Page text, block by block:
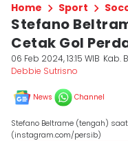
Home Sport
Stefano
Cetak Gol
06 Feb 2024, 13:15 WIB Kab.
Debbie Sutrisno
News Channel
Stefano Beltrame (tengah)
(instagram.com/persib)